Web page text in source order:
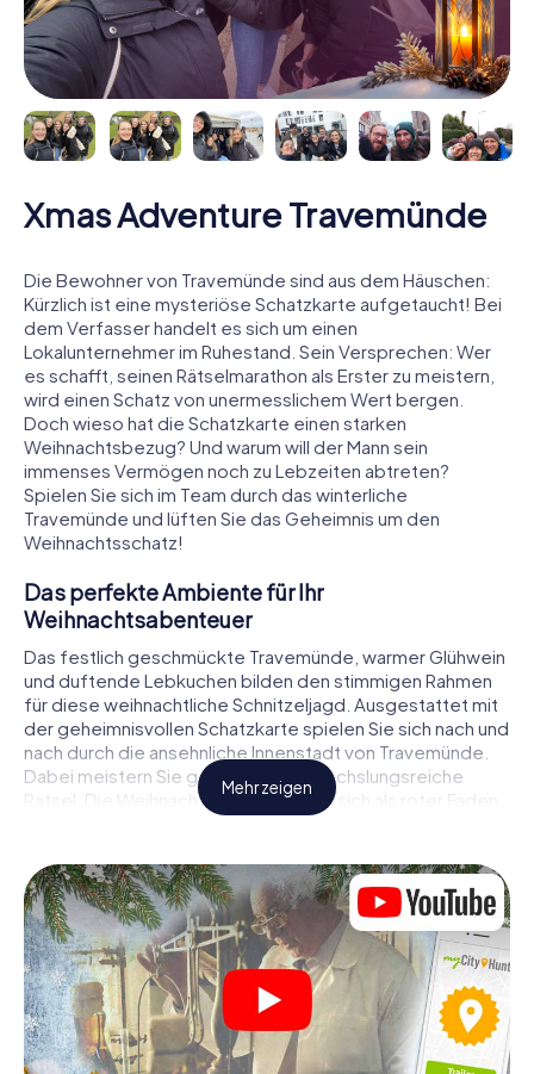
Xmas Adventure Travemünde
Die Bewohner von Travemünde sind aus dem Häuschen:
Kürzlich ist eine mysteriöse Schatzkarte aufgetaucht! Bei
dem Verfasser handelt es sich um einen
Lokalunternehmer im Ruhestand. Sein Versprechen: Wer
es schafft, seinen Rätselmarathon als Erster zu meistern,
wird einen Schatz von unermesslichem Wert bergen.
Doch wieso hat die Schatzkarte einen starken
Weihnachtsbezug? Und warum will der Mann sein
immenses Vermögen noch zu Lebzeiten abtreten?
Spielen Sie sich im Team durch das winterliche
Travemünde und lüften Sie das Geheimnis um den
Weihnachtsschatz!
Das perfekte Ambiente für Ihr
Weihnachtsabenteuer
Das festlich geschmückte Travemünde, warmer Glühwein
und duftende Lebkuchen bilden den stimmigen Rahmen
für diese weihnachtliche Schnitzeljagd. Ausgestattet mit
der geheimnisvollen Schatzkarte spielen Sie sich nach und
nach durch die ansehnliche Innenstadt von Travemünde.
Dabei meistern Sie gemeinsam abwechslungsreiche
Rätsel. Die Weihnachtsthematik zieht sich als roter Faden
durch das X-Mas Adventure in Travemünde. Auf
rund um das nahende Weihnachtsfest. Wird es Ihnen
gelingen, die Hinweise richtig zu deuten und anderen
Schatzsuchern stets einen Schritt voraus zu sein?
Der Weihnachtsmarkt von Travemünde als
Zwischenstopp
Stellen Sie ein kompetentes Team aus Freunden oder
Familienmitgliedern zusammen und begeben Sie sich
Mehr zeigen